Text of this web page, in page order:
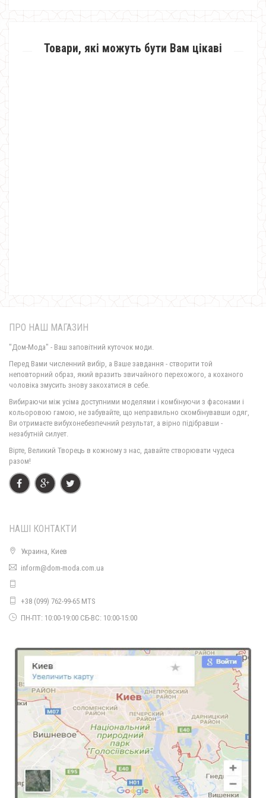
Товари, які можуть бути Вам цікаві
1570.00грн.
Жіноча приталена коротка куртка
440.00грн.
ПРО НАШ МАГАЗИН
"Дом-Мода" - Ваш заповітний куточок моди.
Перед Вами численний вибір, а Ваше завдання - створити той
неповторний образ, який вразить звичайного перехожого, а коханого
чоловіка змусить знову закохатися в себе.
Вибираючи між усіма доступними моделями і комбінуючи з фасонами і
кольоровою гамою, не забувайте, що неправильно скомбінувавши одяг,
Ви отримаєте вибухонебезпечний результат, а вірно підібравши -
незабутній силует.
Вірте, Великий Творець в кожному з нас, давайте створювати чудеса
разом!
НАШІ КОНТАКТИ
Украина, Киев
inform@dom-moda.com.ua
+38 (099) 762-99-65 MTS
ПН-ПТ: 10:00-19:00 СБ-ВС: 10:00-15:00